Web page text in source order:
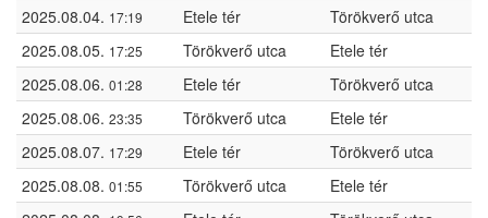
2025.08.04. 17:19 Etele tér
Törökverő utca
2025.08.05. 17:25 Törökverő utca
Etele tér
2025.08.06. 01:28 Etele tér
Törökverő utca
2025.08.06. 23:35 Törökverő utca
Etele tér
2025.08.07. 17:29 Etele tér
Törökverő utca
2025.08.08. 01:55 Törökverő utca
Etele tér